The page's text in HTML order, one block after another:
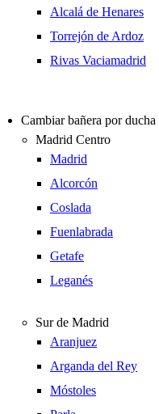
Alcalá de Henares
Torrejón de Ardoz
Rivas Vaciamadrid
Cambiar bañera por ducha
Madrid Centro
Madrid
Alcorcón
Coslada
Fuenlabrada
Getafe
Leganés
Sur de Madrid
Aranjuez
Arganda del Rey
Móstoles